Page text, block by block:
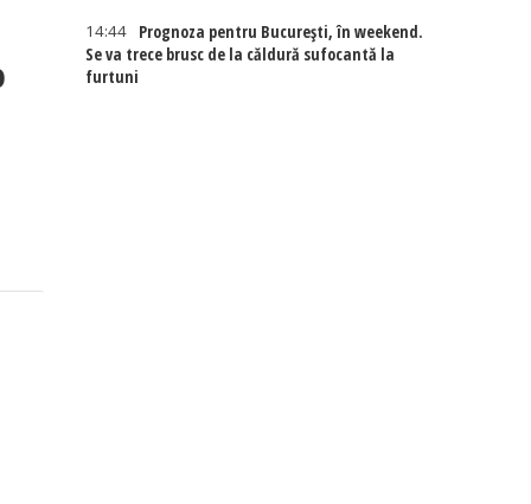
14:44
Prognoza pentru București, în weekend.
Se va trece brusc de la căldură sufocantă la
furtuni